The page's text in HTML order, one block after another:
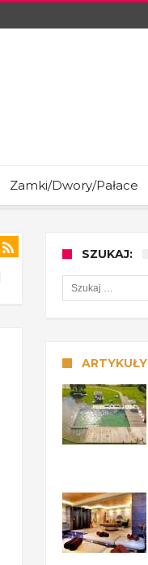
Zamki/Dwory/Pałace
SZUKAJ:
Szukaj:
ARTYKUŁY